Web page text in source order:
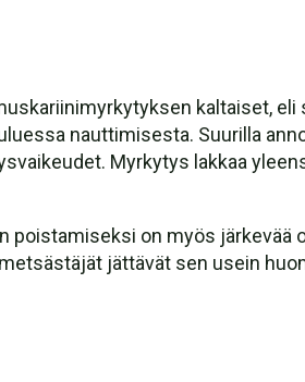
kaltaiset,
nauttimisesta. Suurilla
Myrkytys lakkaa
poistamiseksi on myös järkevää
jättävät sen usein